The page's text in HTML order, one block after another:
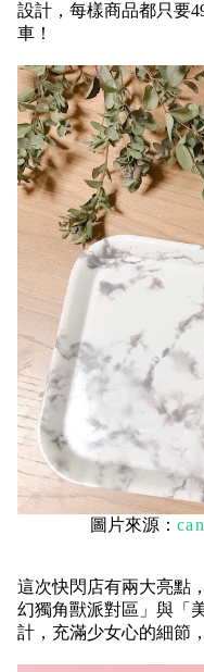
設計，每樣商品都只要
車！
圖片來源：
這次快閃店有兩大亮點
幻獨角獸派對區」 與 「
計，充滿少女心的細節